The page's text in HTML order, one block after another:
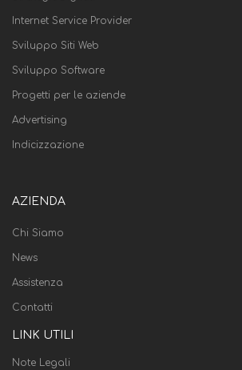
Internet Service Provider
Sviluppo Siti Web
Sviluppo Software
Progetti per le aziende
Advertising
Indicizzazione
AZIENDA
Chi Siamo
News
Assistenza
Contatti
LINK UTILI
Note Legali